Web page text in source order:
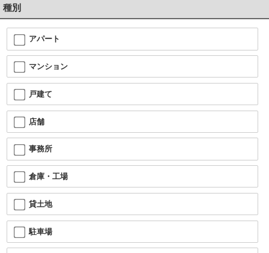
種別
アパート
マンション
戸建て
店舗
事務所
倉庫・工場
貸土地
駐車場